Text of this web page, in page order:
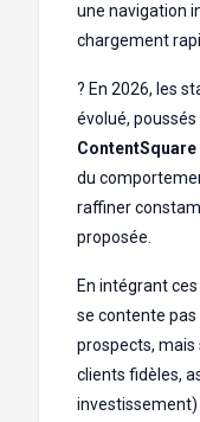
une navigation
chargement
? En 2026, les
évolué,
ContentSquare
du
raffiner
proposée.
En intégrant ces
se contente pas
prospects, mais
clients fidèles,